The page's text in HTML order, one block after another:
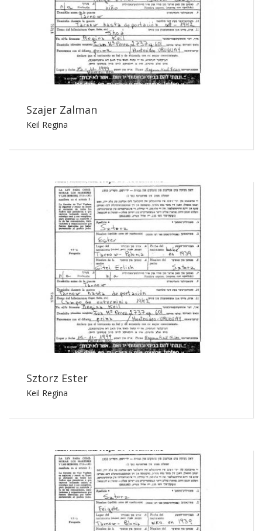
Szajer Zalman
Keil Regina
Sztorz Ester
Keil Regina